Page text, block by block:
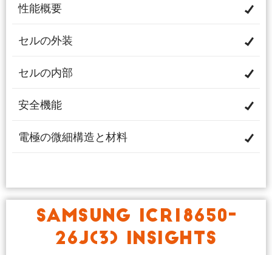
性能概要
セルの外装
セルの内部
安全機能
電極の微細構造と材料
SAMSUNG ICR18650-
26J(3) INSIGHTS